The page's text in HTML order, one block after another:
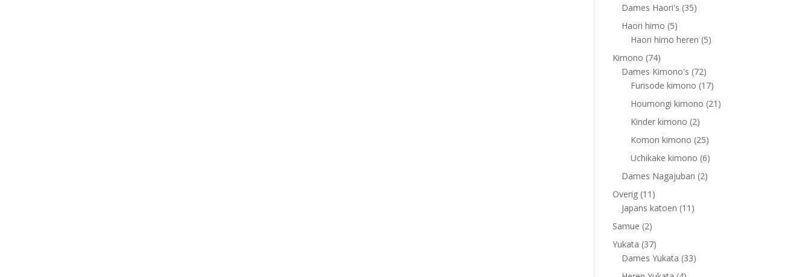
products
Dames Haori's 3535
Haori himo 55
products
Haori himo heren 55
Kimono 7474
products
Dames Kimono's 7272
products
Furisode kimono 1717
products
Houmongi kimono 21 21
Kinder kimono 22
products
Komon kimono 2525
products
Uchikake kimono 66
Dames Nagajuban 22
Overig 11 11
products
Japans katoen 11 11
Samue 22
products
Yukata 3737
products
Dames Yukata 3333